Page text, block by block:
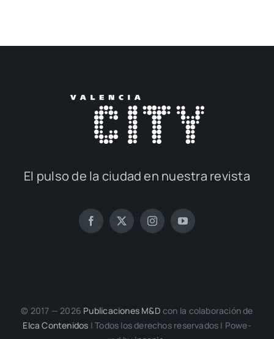
El pul­so de la ciu­dad en nues­tra revis­ta
© 2017 — 2026 Publi­ca­cio­nes M&D con la cola­bo­ra­ción de
Elca Con­te­ni­dos | Todos los dere­chos reser­va­dos | Powe­